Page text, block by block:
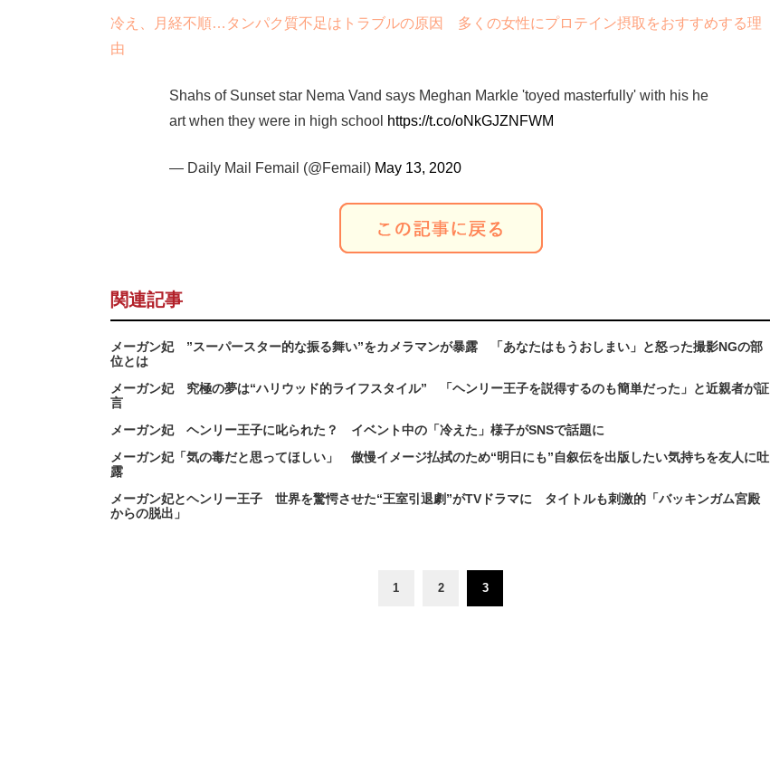
冷え、月経不順…タンパク質不足はトラブルの原因 多くの女性にプロテイン摂取をおすすめする理
由
Shahs of Sunset star Nema Vand says Meghan Markle 'toyed masterfully' with his he
art when they were in high school https://t.co/oNkGJZNFWM
— Daily Mail Femail (@Femail) May 13, 2020
関連記事
メーガン妃 ”スーパースター的な振る舞い”をカメラマンが暴露 「あなたはもうおしまい」と怒った撮影NGの部
位とは
メーガン妃 究極の夢は“ハリウッド的ライフスタイル” 「ヘンリー王子を説得するのも簡単だった」と近親者が証
言
メーガン妃 ヘンリー王子に叱られた？ イベント中の「冷えた」様子がSNSで話題に
メーガン妃「気の毒だと思ってほしい」 傲慢イメージ払拭のため“明日にも”自叙伝を出版したい気持ちを友人に吐
露
メーガン妃とヘンリー王子 世界を驚愕させた“王室引退劇”がTVドラマに タイトルも刺激的「バッキンガム宮殿
からの脱出」
1 2 3